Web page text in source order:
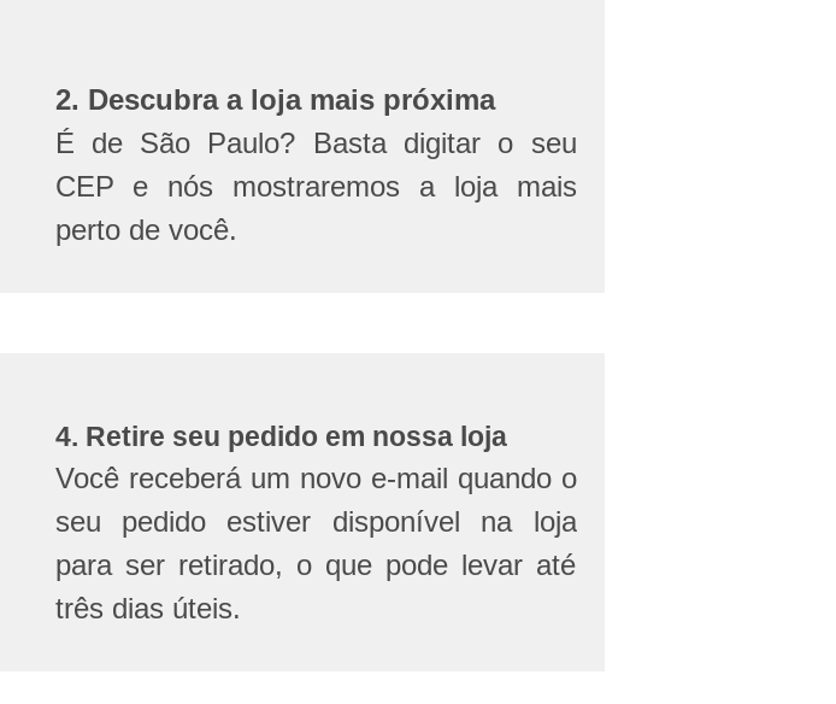
2. Descubra a loja mais próxima
É de São Paulo? Basta digitar o seu
CEP e nós mostraremos a loja mais
perto de você.
4. Retire seu pedido em nossa loja
Você receberá um novo e-mail quando o
seu pedido estiver disponível na loja
para ser retirado, o que pode levar até
três dias úteis.